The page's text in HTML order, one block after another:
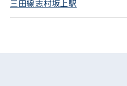
三田線志村坂上駅